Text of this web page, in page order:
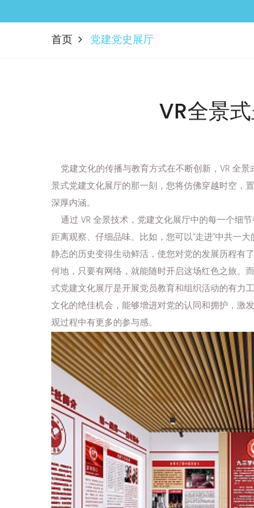
首页 党建党史展厅
VR全景
党建文化的传播与教育方式在不断创新，VR 全
景式党建文化展厅的那一刻，您将仿佛穿越时空，
深厚内涵。
通过 VR 全景技术，党建文化展厅中的每一个细
距离观察、仔细品味。比如，您可以“走进”中共一
静态的历史变得生动鲜活，使您对党的发展历程有
何地，只要有网络，就能随时开启这场红色之旅。
式党建文化展厅是开展党员教育和组织活动的有力
文化的绝佳机会，能够增进对党的认同和拥护，激
观过程中有更多的参与感。